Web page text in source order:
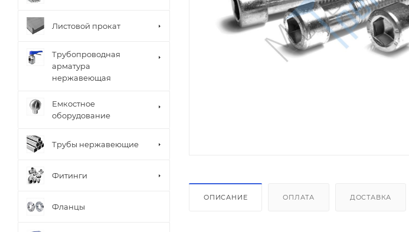
ОПИСАНИЕ ОПЛАТА ДОСТАВКА
Листовой прокат
Трубопроводная
арматура
нержавеющая
Емкостное
оборудование
Трубы нержавеющие
Фитинги
Фланцы